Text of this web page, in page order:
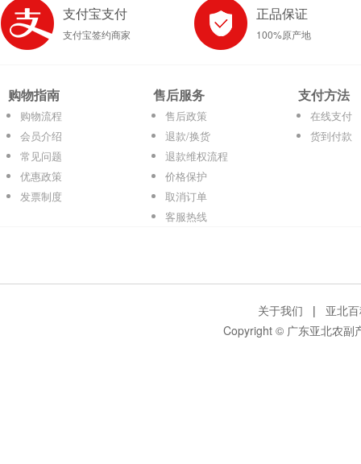
支付宝支付
支付宝签约商家
正品保证
100%原产地
购物指南
购物流程
会员介绍
常见问题
优惠政策
发票制度
售后服务
售后政策
退款/换货
退款维权流程
价格保护
取消订单
客服热线
支付方法
在线支付
货到付款
关于我们 | 亚北
Copyright © 广东亚北农副